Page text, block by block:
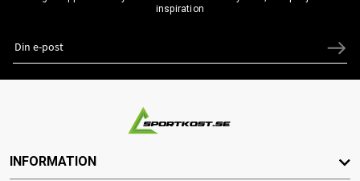
inspiration
INFORMATION